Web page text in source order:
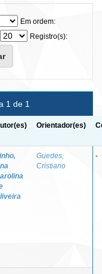
Em ordem:
Registro(s):
1 de 1
Orientador(es)
Guedes,
Cristiano
-